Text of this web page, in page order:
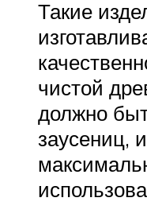
Такие
чистой
должно
заусениц,